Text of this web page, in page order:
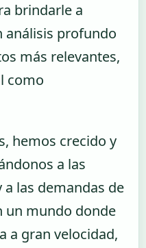
brindarle a
análisis profundo
más relevantes,
como
hemos crecido y
a las
las demandas de
un mundo donde
a gran velocidad,